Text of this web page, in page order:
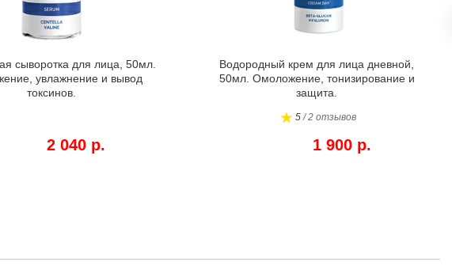
сыворотка для лица, 50мл.
увлажнение и вывод
токсинов.
2 040 р.
Водородный крем для лица дневной,
50мл. Омоложение, тонизирование и
защита.
5/ 2 отзывов
1 900 р.